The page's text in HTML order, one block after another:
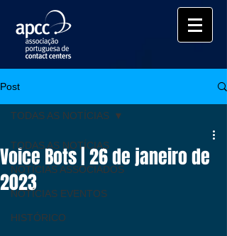
Post
TODAS AS NOTÍCIAS
NOTÍCIAS ASSOCIADOS
NOTÍCIAS EVENTOS
HISTÓRICO
TODAS AS NOTÍCIAS
Voice Bots | 26 de janeiro de
2023